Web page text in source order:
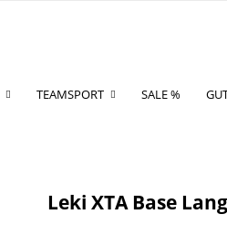
TEAMSPORT SALE %
Leki XTA Base